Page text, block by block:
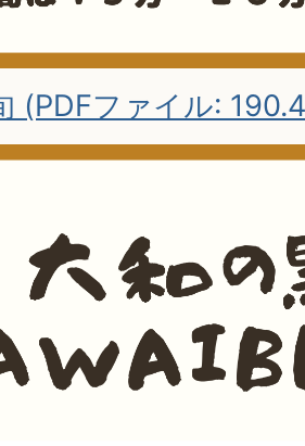
(PDFファイル: